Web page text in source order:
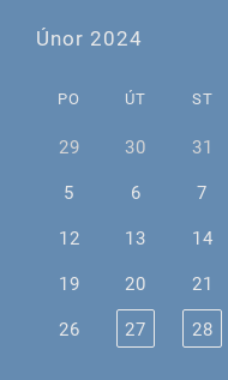
Únor 2024
PO ÚT ST
29 30 31
5
6 7
12
13 14
19
20 21
26
27 28